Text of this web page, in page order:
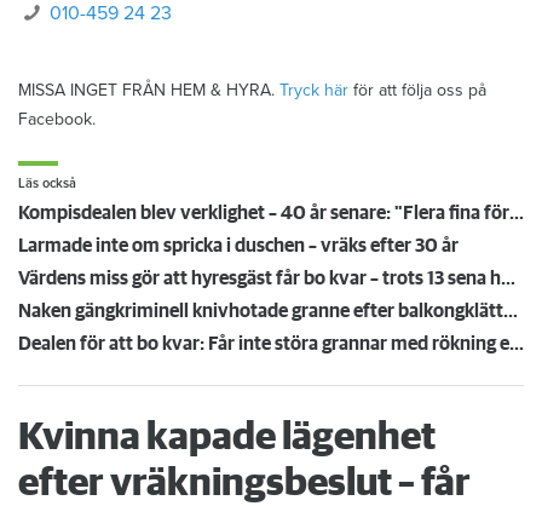
010-459 24 23
MISSA INGET FRÅN HEM & HYRA. Tryck här för att följa oss på
Facebook.
Läs också
Kompisdealen blev verklighet – 40 år senare: "Flera fina fördelar med att dela bostad"
Larmade inte om spricka i duschen – vräks efter 30 år
Värdens miss gör att hyresgäst får bo kvar – trots 13 sena hyror
Naken gängkriminell knivhotade granne efter balkongklättring
Dealen för att bo kvar: Får inte störa grannar med rökning eller utsätta dem för brandfara
Kvinna kapade lägenhet
efter vräkningsbeslut – får